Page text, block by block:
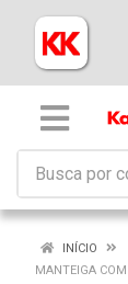
INÍCIO
MANTEIGA